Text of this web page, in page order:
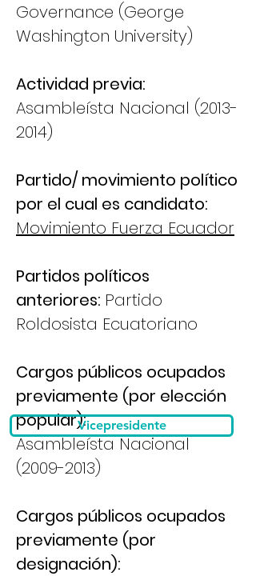
Governance (George
Washington University)
Actividad previa:
Asambleísta Nacional (2013-
2014)
Partido/ movimiento político
por el cual es candidato:
Movimiento Fuerza Ecuador
Partidos políticos
anteriores: Partido
Roldosista Ecuatoriano
Cargos públicos ocupados
previamente (por elección
popular):
Asambleísta Nacional
(2009-2013)
Cargos públicos ocupados
previamente (por
designación):
Vicepresidente